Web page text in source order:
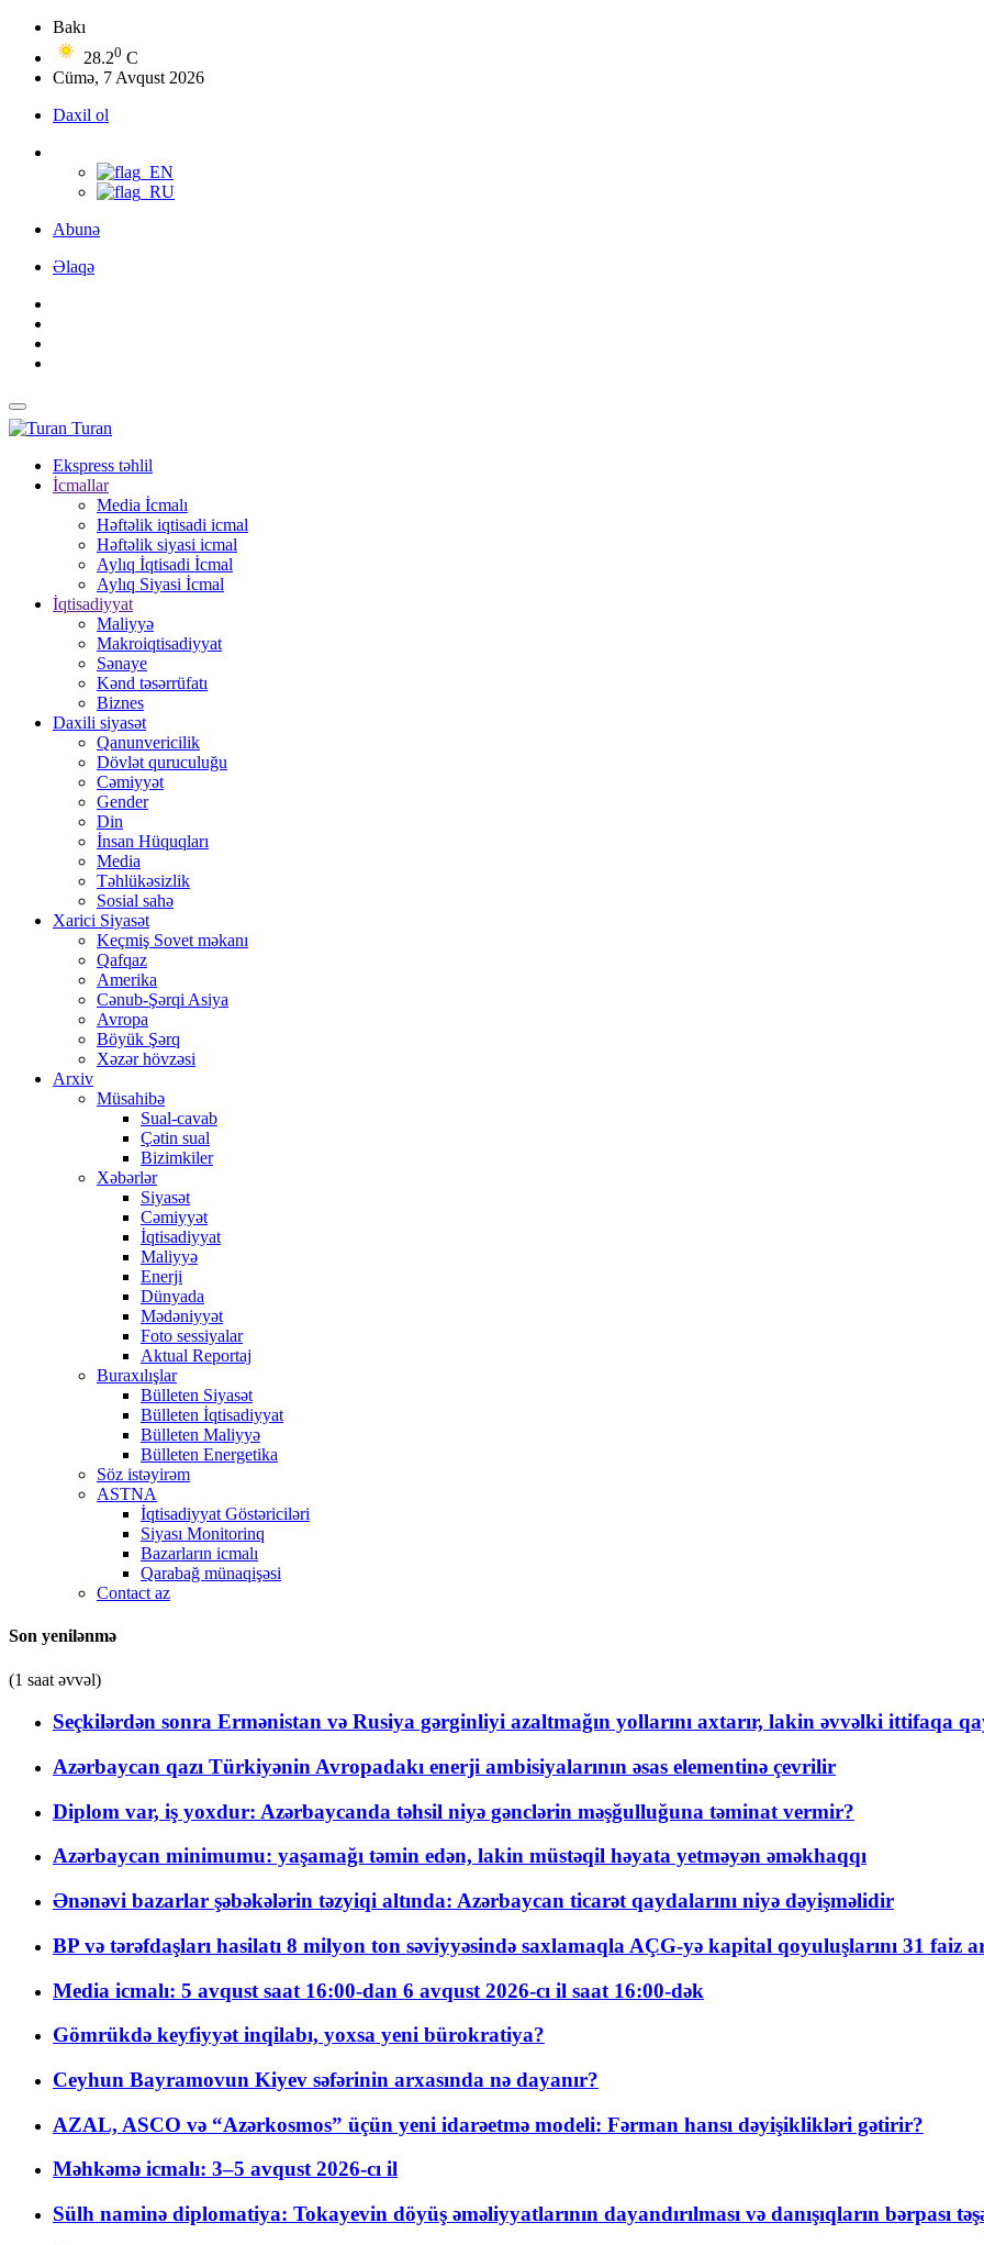
Bakı
28.20 C
Cümə, 7 Avqust 2026
Daxil ol
Abunə
Əlaqə
Turan
Ekspress təhlil
İcmallar
Media İcmalı
Həftəlik iqtisadi icmal
Həftəlik siyasi icmal
Aylıq İqtisadi İcmal
Aylıq Siyasi İcmal
İqtisadiyyat
Maliyyə
Makroiqtisadiyyat
Sənaye
Kənd təsərrüfatı
Biznes
Daxili siyasət
Qanunvericilik
Dövlət quruculuğu
Cəmiyyət
Gender
Din
İnsan Hüquqları
Media
Təhlükəsizlik
Sosial sahə
Xarici Siyasət
Keçmiş Sovet məkanı
Qafqaz
Amerika
Cənub-Şərqi Asiya
Avropa
Böyük Şərq
Xəzər hövzəsi
Arxiv
Müsahibə
Sual-cavab
Çətin sual
Bizimkiler
Xəbərlər
Siyasət
Cəmiyyət
İqtisadiyyat
Maliyyə
Enerji
Dünyada
Mədəniyyət
Foto sessiyalar
Aktual Reportaj
Buraxılışlar
Bülleten Siyasət
Bülleten İqtisadiyyat
Bülleten Maliyyə
Bülleten Energetika
Söz istəyirəm
ASTNA
İqtisadiyyat Göstəriciləri
Siyası Monitorinq
Bazarların icmalı
Qarabağ münaqişəsi
Contact az
Son yenilənmə
(1 saat əvvəl)
Seçkilərdən sonra Ermənistan və Rusiya gərginliyi azaltmağın yollarını axtarır, lakin əvvəlki ittifaqa
Azərbaycan qazı Türkiyənin Avropadakı enerji ambisiyalarının əsas elementinə çevrilir
Diplom var, iş yoxdur: Azərbaycanda təhsil niyə gənclərin məşğulluğuna təminat vermir?
Azərbaycan minimumu: yaşamağı təmin edən, lakin müstəqil həyata yetməyən əməkhaqqı
Ənənəvi bazarlar şəbəkələrin təzyiqi altında: Azərbaycan ticarət qaydalarını niyə dəyişməlidir
BP və tərəfdaşları hasilatı 8 milyon ton səviyyəsində saxlamaqla AÇG-yə kapital qoyuluşlarını 31 faiz
Media icmalı: 5 avqust saat 16:00-dan 6 avqust 2026-cı il saat 16:00-dək
Gömrükdə keyfiyyət inqilabı, yoxsa yeni bürokratiya?
Ceyhun Bayramovun Kiyev səfərinin arxasında nə dayanır?
AZAL, ASCO və “Azərkosmos” üçün yeni idarəetmə modeli: Fərman hansı dəyişiklikləri gətirir?
Məhkəmə icmalı: 3–5 avqust 2026-cı il
Sülh naminə diplomatiya: Tokayevin döyüş əməliyyatlarının dayandırılması və danışıqların bərpası